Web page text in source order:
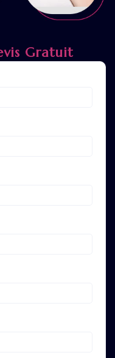
Gratuit